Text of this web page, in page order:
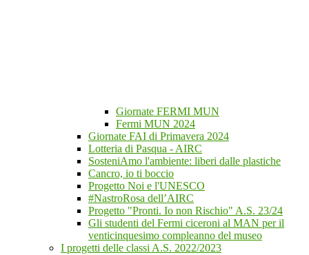
Giornate FERMI MUN
Fermi MUN 2024
Giornate FAI di Primavera 2024
Lotteria di Pasqua - AIRC
SosteniAmo l'ambiente: liberi dalle plastiche
Cancro, io ti boccio
Progetto Noi e l'UNESCO
#NastroRosa dell’AIRC
Progetto "Pronti. Io non Rischio" A.S. 23/24
Gli studenti del Fermi ciceroni al MAN per il
venticinquesimo compleanno del museo
I progetti delle classi A.S. 2022/2023